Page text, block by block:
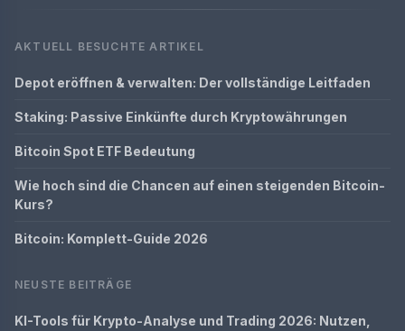
AKTUELL BESUCHTE ARTIKEL
Depot eröffnen & verwalten: Der vollständige Leitfaden
Staking: Passive Einkünfte durch Kryptowährungen
Bitcoin Spot ETF Bedeutung
Wie hoch sind die Chancen auf einen steigenden Bitcoin-
Kurs?
Bitcoin: Komplett-Guide 2026
NEUSTE BEITRÄGE
KI-Tools für Krypto-Analyse und Trading 2026: Nutzen,